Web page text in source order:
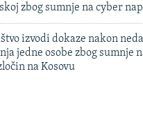
zbog sumnje na cyber
izvodi dokaze nakon
jedne osobe zbog sumnje
na Kosovu